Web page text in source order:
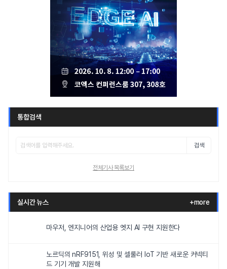
통합검색
검색
전체기사 목록보기
실시간 뉴스 +more
마우저, 엔지니어의 산업용 엣지 AI 구현 지원한다
노르딕의 nRF9151, 위성 및 셀룰러 IoT 기반 새로운 커넥티
드 기기 개발 지원해